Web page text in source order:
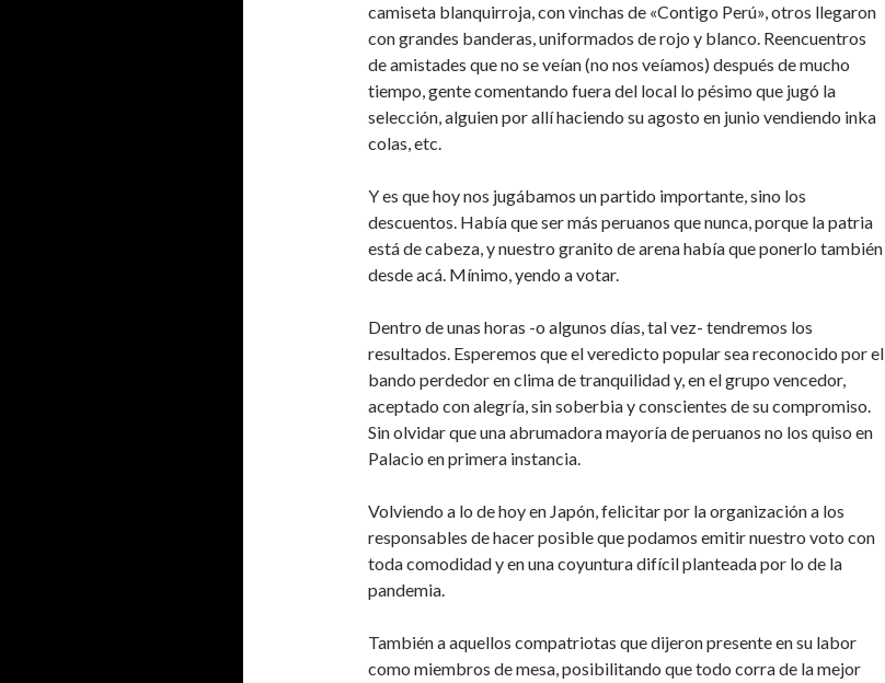
camiseta blanquirroja, con vinchas de «Contigo Perú», otros llegaron
con grandes banderas, uniformados de rojo y blanco. Reencuentros
de amistades que no se veían (no nos veíamos) después de mucho
tiempo, gente comentando fuera del local lo pésimo que jugó la
selección, alguien por allí haciendo su agosto en junio vendiendo inka
colas, etc.
Y es que hoy nos jugábamos un partido importante, sino los
descuentos. Había que ser más peruanos que nunca, porque la patria
está de cabeza, y nuestro granito de arena había que ponerlo también
desde acá. Mínimo, yendo a votar.
Dentro de unas horas -o algunos días, tal vez- tendremos los
resultados. Esperemos que el veredicto popular sea reconocido por el
bando perdedor en clima de tranquilidad y, en el grupo vencedor,
aceptado con alegría, sin soberbia y conscientes de su compromiso.
Sin olvidar que una abrumadora mayoría de peruanos no los quiso en
Palacio en primera instancia.
Volviendo a lo de hoy en Japón, felicitar por la organización a los
responsables de hacer posible que podamos emitir nuestro voto con
toda comodidad y en una coyuntura difícil planteada por lo de la
pandemia.
También a aquellos compatriotas que dijeron presente en su labor
como miembros de mesa, posibilitando que todo corra de la mejor